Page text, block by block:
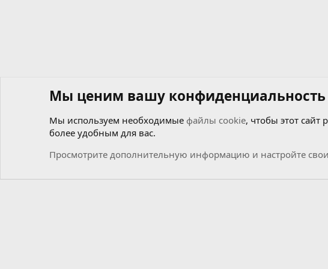
Форумы
Мы ценим вашу конфиденциальность
Мы используем необходимые файлы cookie, чтобы этот сайт
более удобным для вас.
Просмотрите дополнительную информацию и настройте